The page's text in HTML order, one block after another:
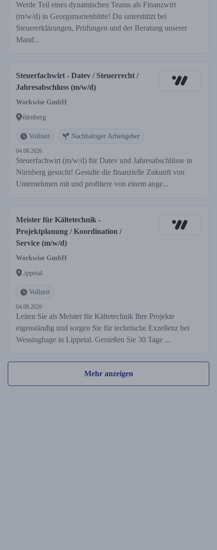
Werde Teil eines dynamischen Teams als Finanzwirt
(m/w/d) in Georgsmarienhütte! Du unterstützt bei
Steuererklärungen, Prüfungen und der Beratung unserer
Mand...
Steuerfachwirt - Datev / Steuerrecht /
Jahresabschluss (m/w/d)
Workwise GmbH
Nürnberg
Vollzeit Nachhaltiger Arbeitgeber
04.08.2026
Steuerfachwirt (m/w/d) für Datev und Jahresabschlüsse in
Nürnberg gesucht! Gestalte die finanzielle Zukunft von
Unternehmen mit und profitiere von einem ange...
Meister für Kältetechnik -
Projektplanung / Koordination /
Service (m/w/d)
Workwise GmbH
Lippetal
Vollzeit
04.08.2026
Leiten Sie als Meister für Kältetechnik Ihre Projekte
eigenständig und sorgen Sie für technische Exzellenz bei
Wessinghage in Lippetal. Genießen Sie 30 Tage ...
Mehr anzeigen